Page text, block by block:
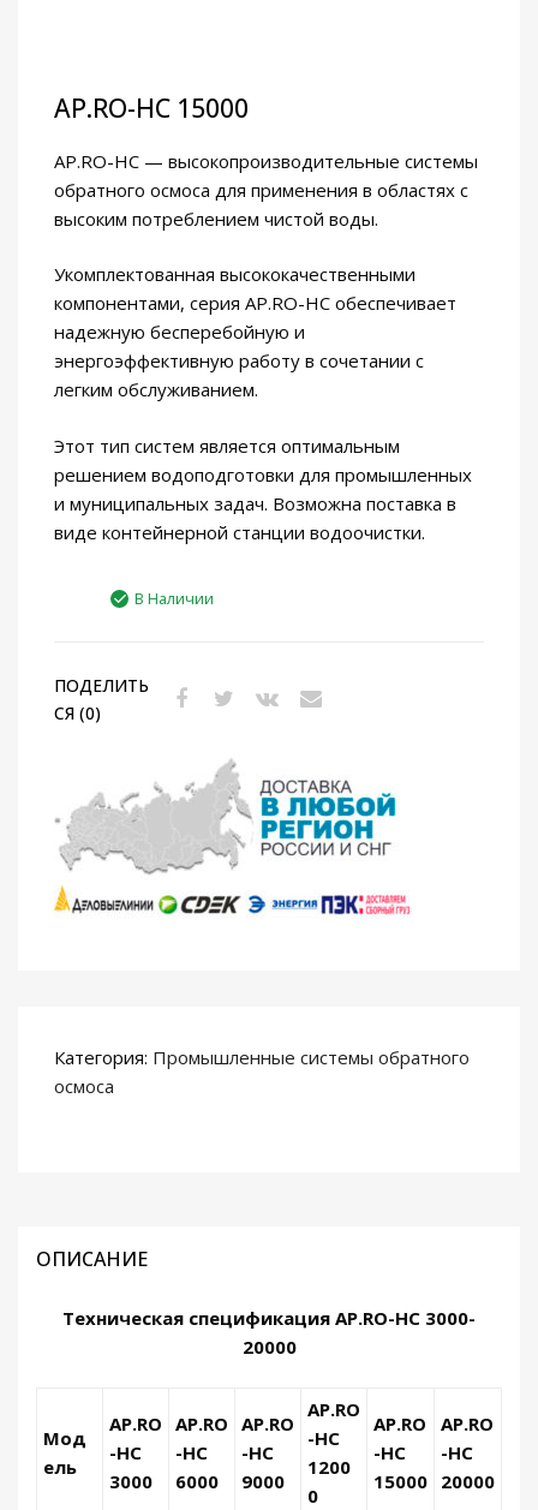
AP.RO-HC 15000
AP.RO-HC — высокопроизводительные системы
обратного осмоса для применения в областях с
высоким потреблением чистой воды.
Укомплектованная высококачественными
компонентами, серия AP.RO-HC обеспечивает
надежную бесперебойную и
энергоэффективную работу в сочетании с
легким обслуживанием.
Этот тип систем является оптимальным
решением водоподготовки для промышленных
и муниципальных задач. Возможна поставка в
виде контейнерной станции водоочистки.
В Наличии
ПОДЕЛИТЬ
СЯ (0)
Категория: Промышленные системы обратного
осмоса
ОПИСАНИЕ
Техническая спецификация AP.RO-HC 3000-
20000
Мод
ель
AP.RO
-HC
3000
AP.RO
-HC
6000
AP.RO
-HC
9000
AP.RO
-HC
1200
0
AP.RO
-HC
15000
AP.RO
-HC
20000